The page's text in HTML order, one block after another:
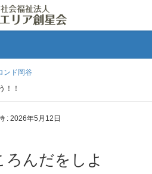
ンド岡谷
！！
: 2026年5月12日